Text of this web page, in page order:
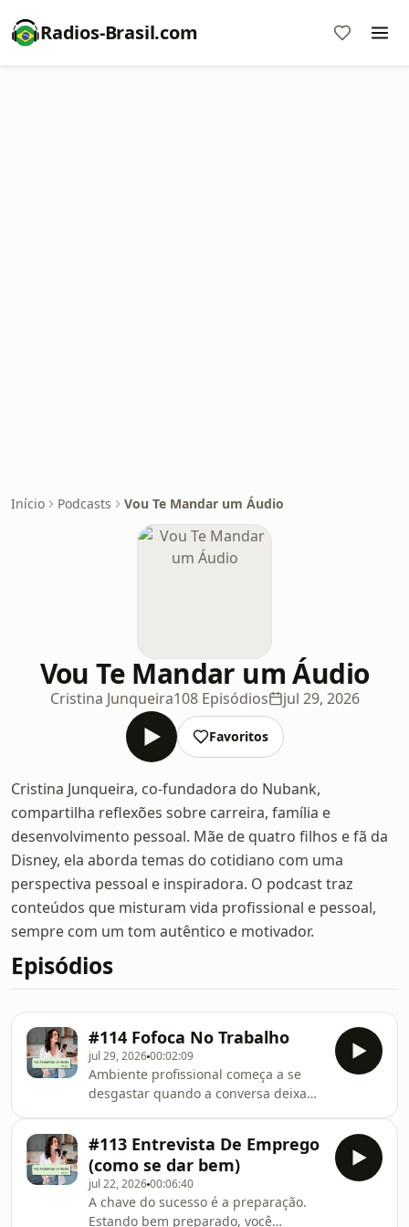
Radios-Brasil.com
Início Podcasts Vou Te Mandar um Áudio
Vou Te Mandar um Áudio
Cristina Junqueira108 Episódios jul 29, 2026
Favoritos
Cristina Junqueira, co-fundadora do Nubank,
compartilha reflexões sobre carreira, família e
desenvolvimento pessoal. Mãe de quatro filhos e fã da
Disney, ela aborda temas do cotidiano com uma
perspectiva pessoal e inspiradora. O podcast traz
conteúdos que misturam vida profissional e pessoal,
sempre com um tom autêntico e motivador.
Episódios
#114 Fofoca No Trabalho
jul 29, 202600:02:09
Ambiente profissional começa a se
desgastar quando a conversa deixa
julgamento pelas costas. Falar de
alguém na ausência dessa pessoa,
especialmente sobre algo que
poderia ser dito com clareza e
#113 Entrevista De Emprego
(como se dar bem)
jul 22, 202600:06:40
A chave do sucesso é a preparação.
Estando bem preparado, você